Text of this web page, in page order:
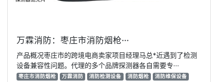
万霖消防：枣庄市消防烟枪···
产品概况枣庄市的跨境电商卖家项目经理马总*近遇到了检测
设备兼容性问题。代理的多个品牌探测器各自需要专···
枣庄市消防烟枪 万霖消防 消防检测设备 消防烟枪
消防维保设备